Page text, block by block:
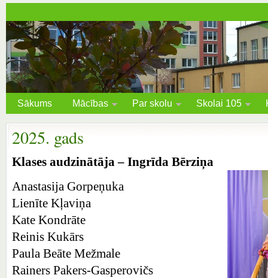
Sākums Mācības Par skolu Skolai 105
2025. gads
Klases audzinātāja – Ingrīda Bērziņa
Anastasija Gorpeņuka
Lienīte Kļaviņa
Kate Kondrāte
Reinis Kukārs
Paula Beāte Mežmale
Rainers Pakers-Gasperovičs